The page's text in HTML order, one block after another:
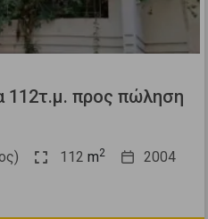
112τ.μ. προς πώληση
112 m2 2004